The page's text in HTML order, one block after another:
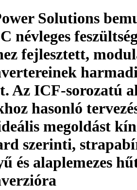
Solutions
névleges
fejlesztett,
Az ICF-sorozatú
hasonló
megoldást
szerinti,
és alaplemezes